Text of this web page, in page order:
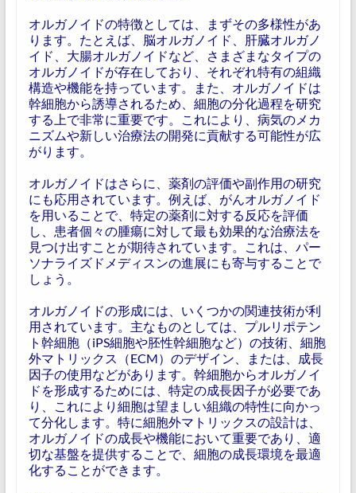
オルガノイドの特徴としては、まずその多様性があ
ります。たとえば、脳オルガノイド、肝臓オルガノ
イド、大腸オルガノイドなど、さまざまなタイプの
オルガノイドが存在しており、それぞれ特有の組織
構造や機能を持っています。また、オルガノイドは
幹細胞から誘導されるため、細胞の分化過程を研究
する上で非常に重要です。これにより、病気のメカ
ニズムや新しい治療法の開発に貢献する可能性が広
がります。
オルガノイドはさらに、薬剤の評価や副作用の研究
にも応用されています。例えば、がんオルガノイド
を用いることで、特定の薬剤に対する反応を評価
し、患者個々の腫瘍に対して最も効果的な治療法を
見つけ出すことが期待されています。これは、パー
ソナライズドメディスンの進展にも寄与することで
しょう。
オルガノイドの形成には、いくつかの関連技術が利
用されています。主なものとしては、プルリポテン
ト幹細胞（iPS細胞や胚性幹細胞など）の技術、細胞
外マトリックス（ECM）のデザイン、または、成長
因子の使用などがあります。幹細胞からオルガノイ
ドを形成するためには、特定の成長因子が必要であ
り、これにより細胞は望ましい組織の特性に向かっ
て分化します。特に細胞外マトリックスの設計は、
オルガノイドの成長や機能において重要であり、適
切な基盤を提供することで、細胞の成長環境を最適
化することができます。